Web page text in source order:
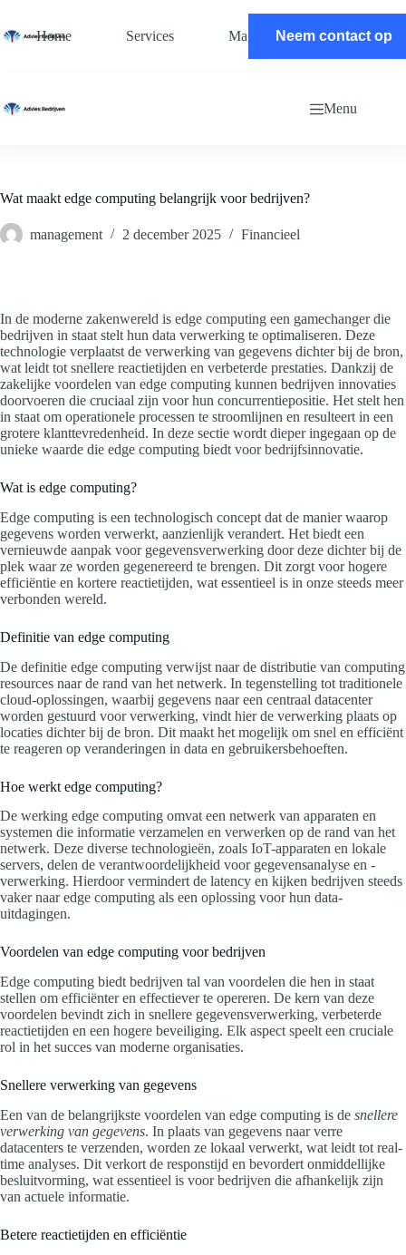
de
Home Services Magazine Contact
Neem contact op
Menu
Wat maakt edge computing belangrijk voor bedrijven?
management 2 december 2025 Financieel
In de moderne zakenwereld is edge computing een gamechanger die
bedrijven in staat stelt hun data verwerking te optimaliseren. Deze
technologie verplaatst de verwerking van gegevens dichter bij de bron,
wat leidt tot snellere reactietijden en verbeterde prestaties. Dankzij de
zakelijke voordelen van edge computing kunnen bedrijven innovaties
doorvoeren die cruciaal zijn voor hun concurrentiepositie. Het stelt hen
in staat om operationele processen te stroomlijnen en resulteert in een
grotere klanttevredenheid. In deze sectie wordt dieper ingegaan op de
unieke waarde die edge computing biedt voor bedrijfsinnovatie.
Wat is edge computing?
Edge computing is een technologisch concept dat de manier waarop
gegevens worden verwerkt, aanzienlijk verandert. Het biedt een
vernieuwde aanpak voor gegevensverwerking door deze dichter bij de
plek waar ze worden gegenereerd te brengen. Dit zorgt voor hogere
efficiëntie en kortere reactietijden, wat essentieel is in onze steeds meer
verbonden wereld.
Definitie van edge computing
De definitie edge computing verwijst naar de distributie van computing
resources naar de rand van het netwerk. In tegenstelling tot traditionele
cloud-oplossingen, waarbij gegevens naar een centraal datacenter
worden gestuurd voor verwerking, vindt hier de verwerking plaats op
locaties dichter bij de bron. Dit maakt het mogelijk om snel en efficiënt
te reageren op veranderingen in data en gebruikersbehoeften.
Hoe werkt edge computing?
De werking edge computing omvat een netwerk van apparaten en
systemen die informatie verzamelen en verwerken op de rand van het
netwerk. Deze diverse technologieën, zoals IoT-apparaten en lokale
servers, delen de verantwoordelijkheid voor gegevensanalyse en -
verwerking. Hierdoor vermindert de latency en kijken bedrijven steeds
vaker naar edge computing als een oplossing voor hun data-
uitdagingen.
Voordelen van edge computing voor bedrijven
Edge computing biedt bedrijven tal van voordelen die hen in staat
stellen om efficiënter en effectiever te opereren. De kern van deze
voordelen bevindt zich in snellere gegevensverwerking, verbeterde
reactietijden en een hogere beveiliging. Elk aspect speelt een cruciale
rol in het succes van moderne organisaties.
Snellere verwerking van gegevens
Een van de belangrijkste voordelen van edge computing is de snellere
verwerking van gegevens. In plaats van gegevens naar verre
datacenters te verzenden, worden ze lokaal verwerkt, wat leidt tot real-
time analyses. Dit verkort de responstijd en bevordert onmiddellijke
besluitvorming, wat essentieel is voor bedrijven die afhankelijk zijn
van actuele informatie.
Betere reactietijden en efficiëntie